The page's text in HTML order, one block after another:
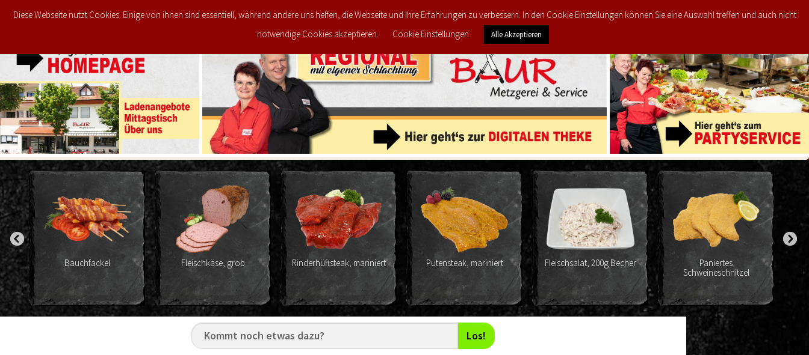
JETZT IM ANGEBOT STARTSEITE FEEDBACK MEINE LIEBLINGS-PRODUKTE PRODUKTE MEIN KONTO €0,00 0
Bauchfackel Fleischkäse, grob Rinderhüftsteak, mariniert Putensteak, mariniert Fleischsalat, 200g Becher
Paniertes
Schweineschnitzel
Los!
Diese Webseite nutzt Cookies. Einige von ihnen sind essentiell, während andere uns helfen, die Webseite und Ihre Erfahrungen zu verbessern. In den Cookie Einstellungen können Sie eine Auswahl treffen und auch nicht
notwendige Cookies akzeptieren.
Cookie Einstellungen Alle Akzeptieren